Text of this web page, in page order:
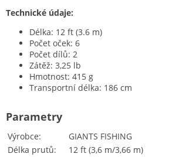
Technické údaje:
Délka: 12 ft (3.6 m)
Počet oček: 6
Počet dílů: 2
Zátěž: 3,25 lb
Hmotnost: 415 g
Transportní délka: 186 cm
Výrobce
GIANTS FISHING
Délka prutů
12 ft (3,6 m/3,66 m)
Parametry